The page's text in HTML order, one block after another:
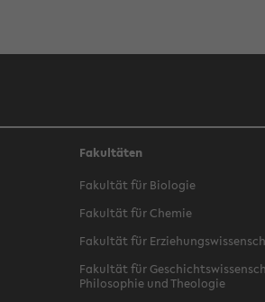
Fakultäten
Fakultät für Biologie
Fakultät für Chemie
Fakultät für
Fakultät für
Philosophie und Theologie